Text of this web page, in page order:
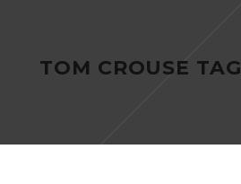
TOM CROUSE TAG